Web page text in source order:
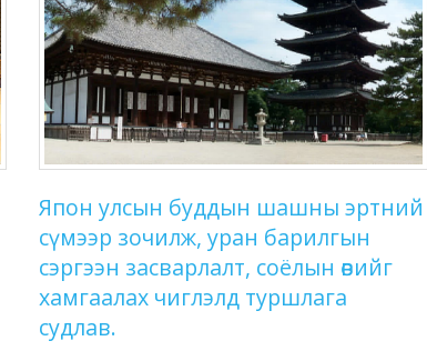
Япон улсын буддын шашны эртний
сүмээр зочилж, уран барилгын
сэргээн засварлалт, соёлын өвийг
хамгаалах чиглэлд туршлага
судлав.